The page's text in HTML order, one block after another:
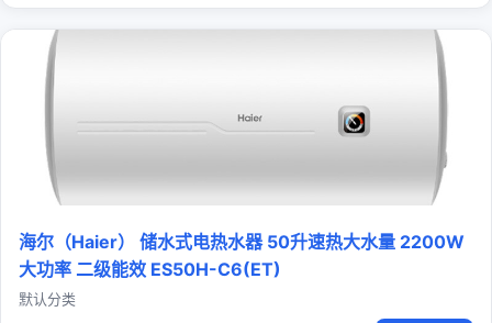
海尔（Haier） 储水式电热水器 50升速热大水量 2200W
大功率 二级能效 ES50H-C6(ET)
默认分类